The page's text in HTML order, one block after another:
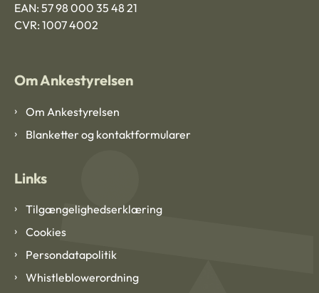
EAN: 57 98 000 35 48 21
CVR: 1007 4002
Om Ankestyrelsen
Om Ankestyrelsen
Blanketter og kontaktformularer
Links
Tilgængelighedserklæring
Cookies
Persondatapolitik
Whistleblowerordning